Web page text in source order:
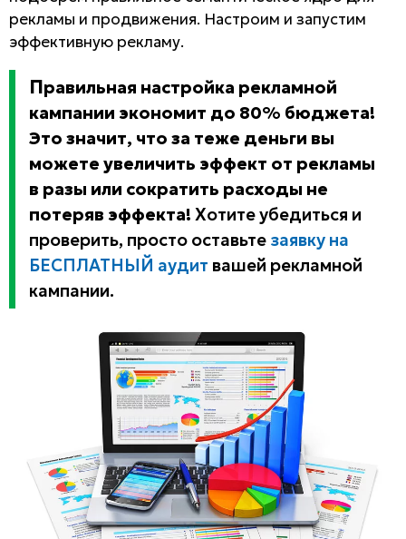
рекламы и продвижения. Настроим и запустим
эффективную рекламу.
Правильная настройка рекламной
кампании экономит до 80% бюджета!
Это значит, что за теже деньги вы
можете увеличить эффект от рекламы
в разы или сократить расходы не
потеряв эффекта! Хотите убедиться и
проверить, просто оставьте заявку на
БЕСПЛАТНЫЙ аудит вашей рекламной
кампании.